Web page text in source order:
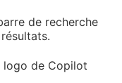
de recherche
logo de Copilot